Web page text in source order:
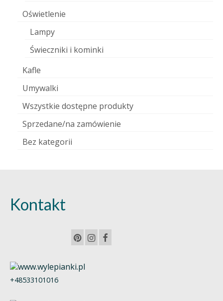
Oświetlenie
Lampy
Świeczniki i kominki
Kafle
Umywalki
Wszystkie dostępne produkty
Sprzedane/na zamówienie
Bez kategorii
Kontakt
+48533101016